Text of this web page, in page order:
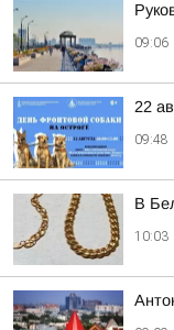
09:06
22
09:48
В
10:03